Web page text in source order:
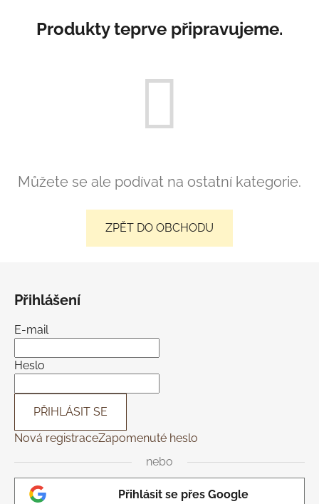
Produkty teprve připravujeme.
Můžete se ale podívat na ostatní kategorie.
ZPĚT DO OBCHODU
Přihlášení
E-mail
Heslo
PŘIHLÁSIT SE
Nová registraceZapomenuté heslo
nebo
Přihlásit se přes Google